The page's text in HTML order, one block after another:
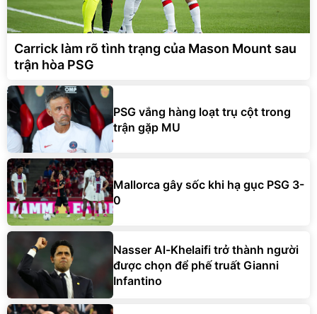
Carrick làm rõ tình trạng của Mason Mount sau
trận hòa PSG
PSG vắng hàng loạt trụ cột trong
trận gặp MU
Mallorca gây sốc khi hạ gục PSG 3-
0
Nasser Al-Khelaifi trở thành người
được chọn để phế truất Gianni
Infantino